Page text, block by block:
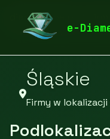
e-
diamentspa.pl
Śląskie
Firmy w lokalizacji